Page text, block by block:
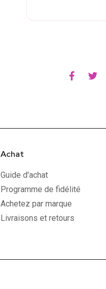
Achat
Guide d'achat
Programme de fidélité
Achetez par marque
Livraisons et retours